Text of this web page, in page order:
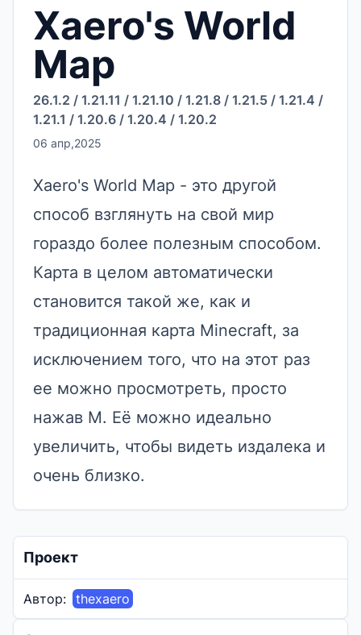
Xaero's World
Map
26.1.2 / 1.21.11 / 1.21.10 / 1.21.8 / 1.21.5 / 1.21.4 /
1.21.1 / 1.20.6 / 1.20.4 / 1.20.2
06 апр,2025
Xaero's World Map - это другой
способ взглянуть на свой мир
гораздо более полезным способом.
Карта в целом автоматически
становится такой же, как и
традиционная карта Minecraft, за
исключением того, что на этот раз
ее можно просмотреть, просто
нажав M. Её можно идеально
увеличить, чтобы видеть издалека и
очень близко.
Проект
Автор: thexaero